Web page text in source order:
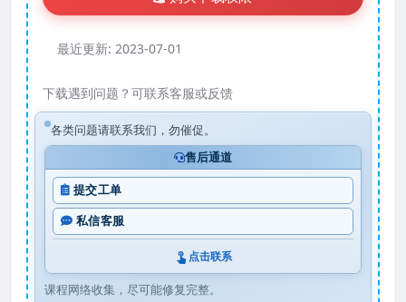
最近更新: 2023-07-01
下载遇到问题？可联系客服或反馈
各类问题请联系我们，勿催促。
售后通道
提交工单
私信客服
点击联系
课程网络收集，尽可能修复完整。